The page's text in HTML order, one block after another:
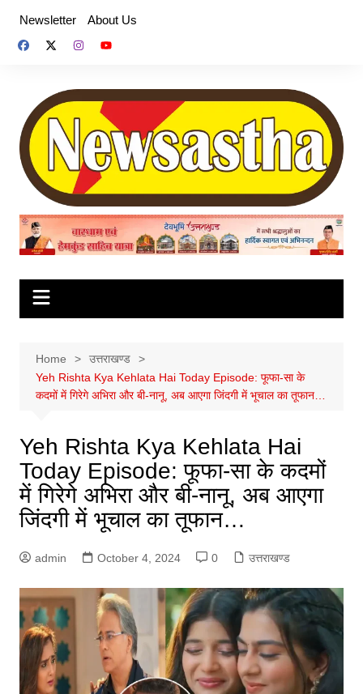
content
Newsletter About Us
Home
उत्तराखण्ड
Yeh Rishta Kya Kehlata Hai Today Episode: फूफा-सा के
कदमों में गिरेगे अभिरा और बी-नानू, अब आएगा जिंदगी में भूचाल का तूफान…
Yeh Rishta Kya Kehlata Hai
Today Episode: फूफा-सा के कदमों
में गिरेगे अभिरा और बी-नानू, अब आएगा
जिंदगी में भूचाल का तूफान…
admin October 4, 2024 0 उत्तराखण्ड